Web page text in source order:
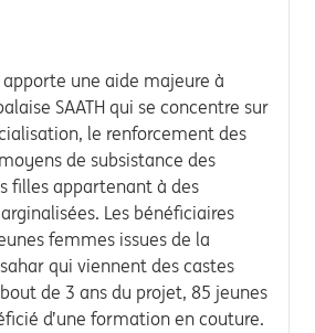
apporte une aide majeure à
SAATH qui se concentre sur
le renforcement des
de subsistance des
filles appartenant à des
Les bénéficiaires
femmes issues de la
qui viennent des castes
de 3 ans du projet, 85 jeunes
d’une formation en couture.